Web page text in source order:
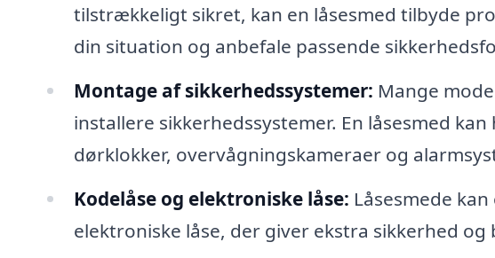
tilstrækkeligt sikret, kan en låsesmed tilbyde
din situation og anbefale passende
Montage af sikkerhedssystemer: Mange
installere sikkerhedssystemer. En låsesmed
dørklokker, overvågningskameraer og
Kodelåse og elektroniske låse: Låsesmede
elektroniske låse, der giver ekstra sikkerhed og